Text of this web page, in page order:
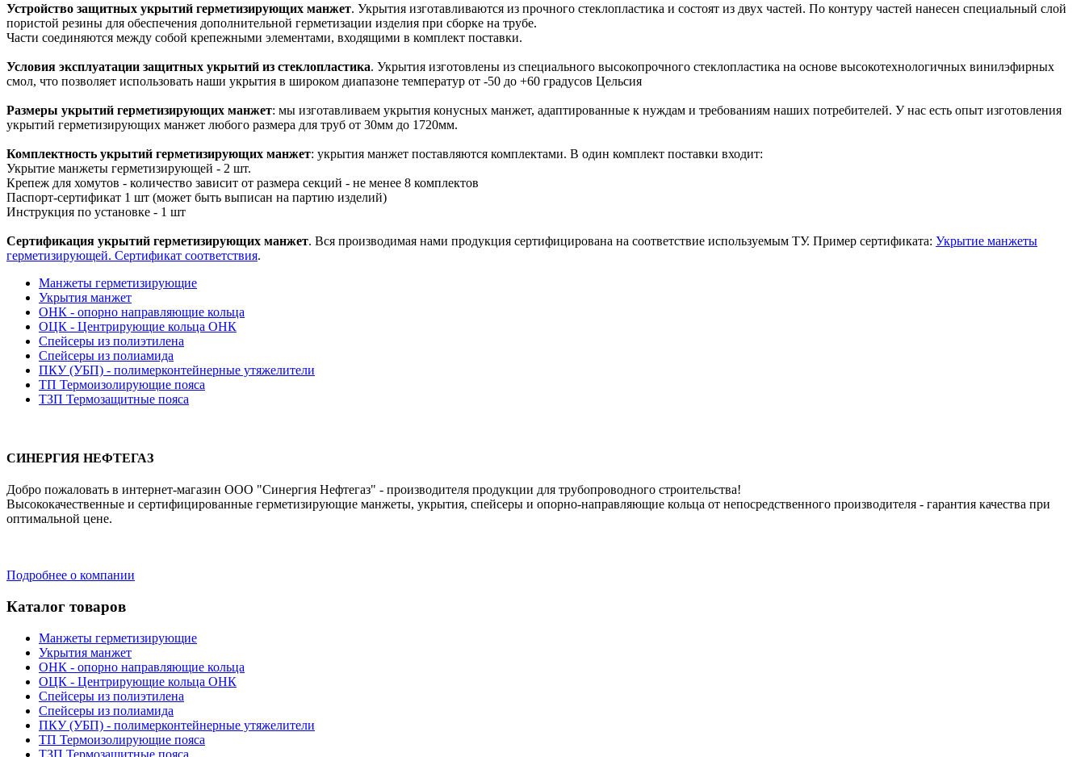
Устройство защитных укрытий герметизирующих манжет. Укрытия изготавливаются из прочного стеклопластика и состоят из двух частей. По контуру частей нанесен специальный слой
пористой резины для обеспечения дополнительной герметизации изделия при сборке на трубе.
Части соединяются между собой крепежными элементами, входящими в комплект поставки.
Условия эксплуатации защитных укрытий из стеклопластика. Укрытия изготовлены из специального высокопрочного стеклопластика на основе высокотехнологичных винилэфирных
смол, что позволяет использовать наши укрытия в широком диапазоне температур от -50 до +60 градусов Цельсия
Размеры укрытий герметизирующих манжет: мы изготавливаем укрытия конусных манжет, адаптированные к нуждам и требованиям наших потребителей. У нас есть опыт изготовления
укрытий герметизирующих манжет любого размера для труб от 30мм до 1720мм.
Комплектность укрытий герметизирующих манжет: укрытия манжет поставляются комплектами. В один комплект поставки входит:
Укрытие манжеты герметизирующей - 2 шт.
Крепеж для хомутов - количество зависит от размера секций - не менее 8 комплектов
Паспорт-сертификат 1 шт (может быть выписан на партию изделий)
Инструкция по установке - 1 шт
Сертификация укрытий герметизирующих манжет. Вся производимая нами продукция сертифицирована на соответствие используемым ТУ. Пример сертификата: Укрытие манжеты
герметизирующей. Сертификат соответствия.
Манжеты герметизирующие
Укрытия манжет
ОНК - опорно направляющие кольца
ОЦК - Центрирующие кольца ОНК
Спейсеры из полиэтилена
Спейсеры из полиамида
ПКУ (УБП) - полимерконтейнерные утяжелители
ТП Термоизолирующие пояса
ТЗП Термозащитные пояса
СИНЕРГИЯ НЕФТЕГАЗ
Добро пожаловать в интернет-магазин ООО "Синергия Нефтегаз" - производителя продукции для трубопроводного строительства!
Высококачественные и сертифицированные герметизирующие манжеты, укрытия, спейсеры и опорно-направляющие кольца от непосредственного производителя - гарантия качества при
оптимальной цене.
Подробнее о компании
Каталог товаров
Манжеты герметизирующие
Укрытия манжет
ОНК - опорно направляющие кольца
ОЦК - Центрирующие кольца ОНК
Спейсеры из полиэтилена
Спейсеры из полиамида
ПКУ (УБП) - полимерконтейнерные утяжелители
ТП Термоизолирующие пояса
ТЗП Термозащитные пояса